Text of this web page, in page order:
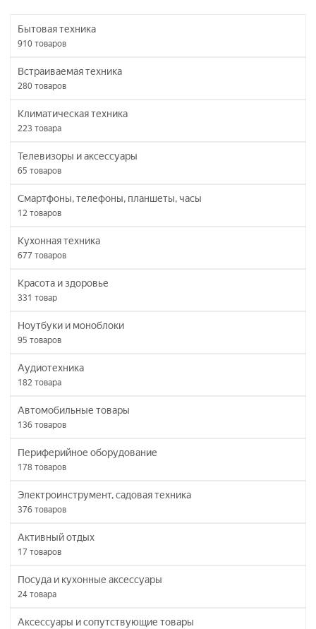
Бытовая техника
910 товаров
Встраиваемая техника
280 товаров
Климатическая техника
223 товара
Телевизоры и аксессуары
65 товаров
Смартфоны, телефоны, планшеты, часы
12 товаров
Кухонная техника
677 товаров
Красота и здоровье
331 товар
Ноутбуки и моноблоки
95 товаров
Аудиотехника
182 товара
Автомобильные товары
136 товаров
Периферийное оборудование
178 товаров
Электроинструмент, садовая техника
376 товаров
Активный отдых
17 товаров
Посуда и кухонные аксессуары
24 товара
Аксессуары и сопутствующие товары